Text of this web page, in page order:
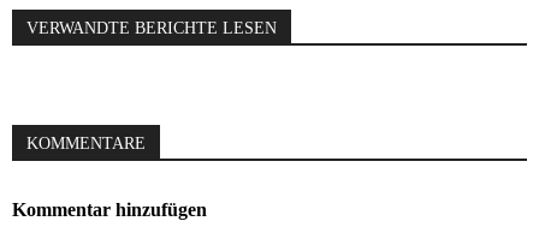
VERWANDTE BERICHTE LESEN
KOMMENTARE
Kommentar hinzufügen